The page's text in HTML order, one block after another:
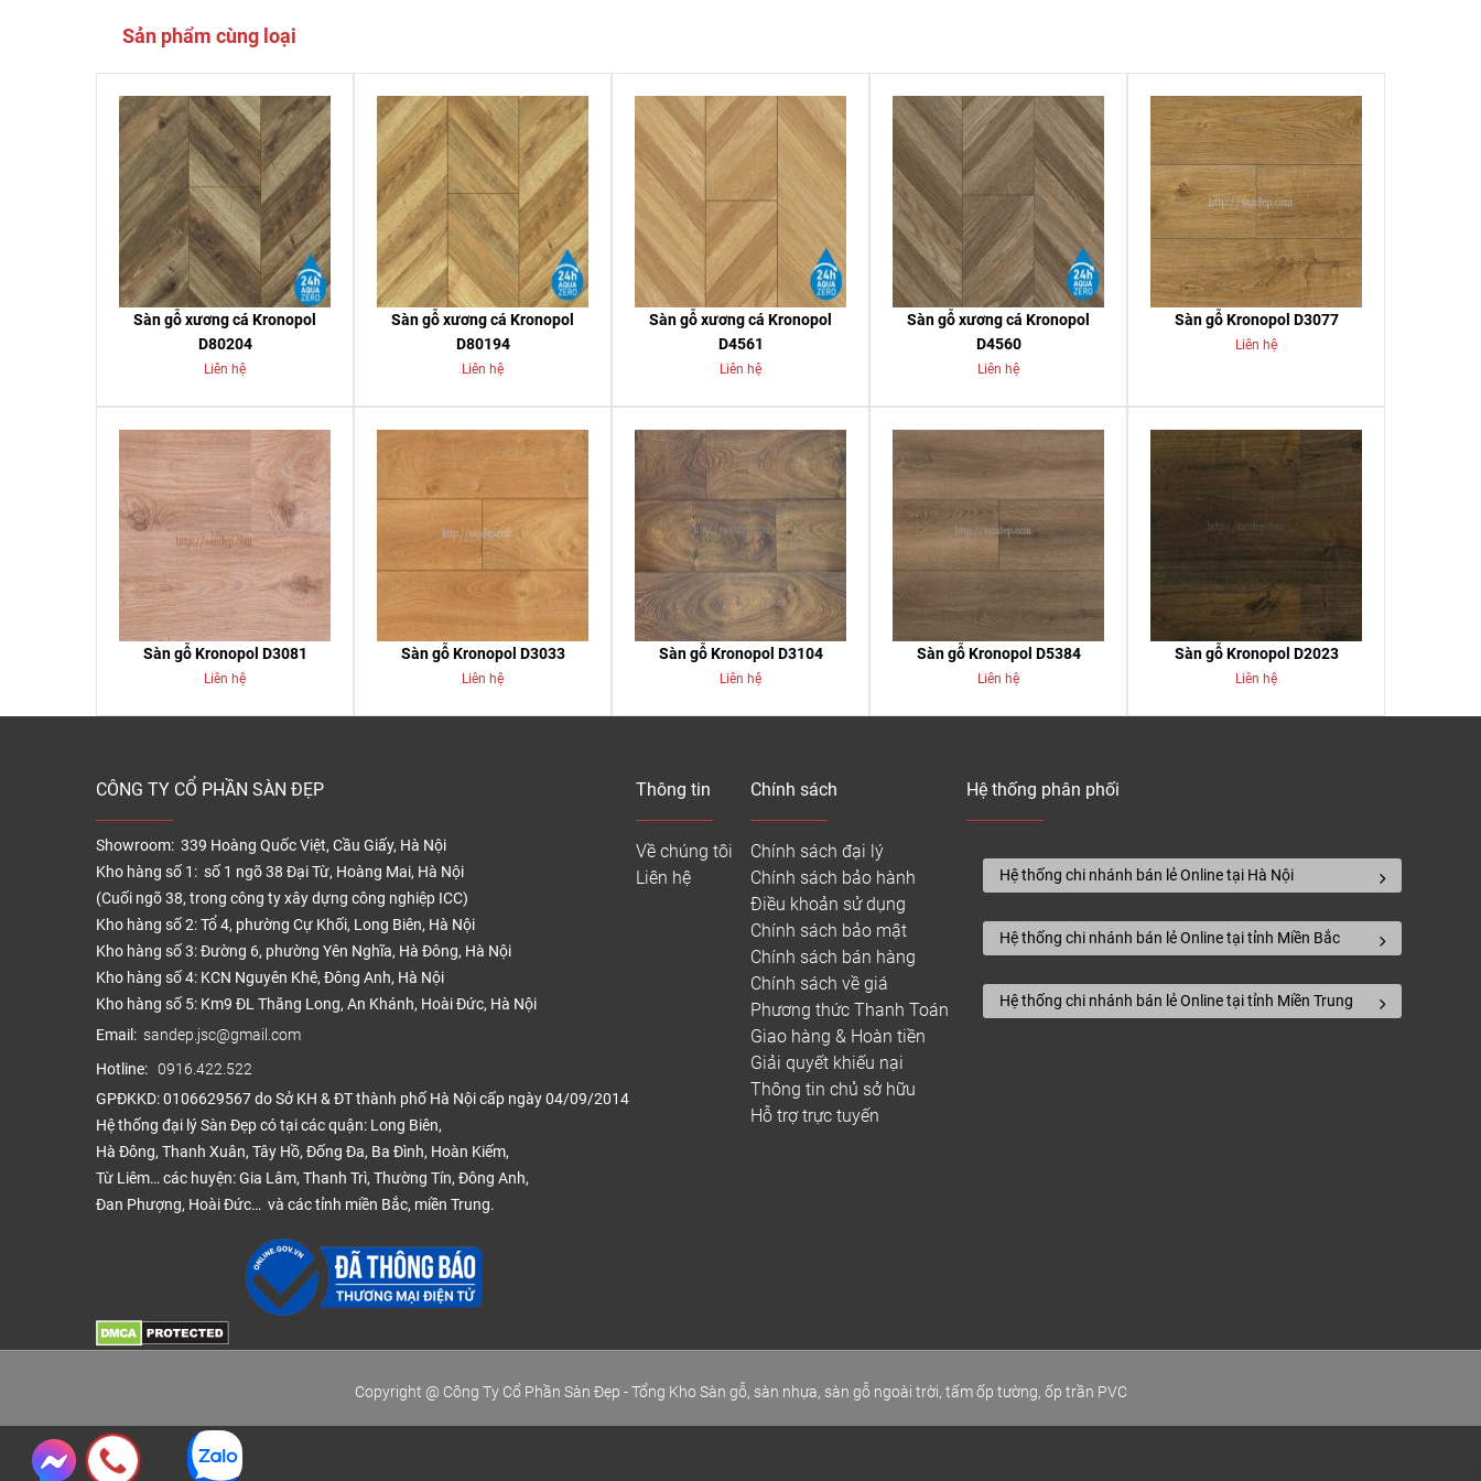
Sản phẩm cùng loại
Sàn gỗ xương cá Kronopol
D80204
Liên hệ
Sàn gỗ xương cá Kronopol
D80194
Liên hệ
Sàn gỗ xương cá Kronopol
D4561
Liên hệ
Sàn gỗ xương cá Kronopol
D4560
Liên hệ
Sàn gỗ Kronopol D3077
Liên hệ
Sàn gỗ Kronopol D3081
Liên hệ
Sàn gỗ Kronopol D3033
Liên hệ
Sàn gỗ Kronopol D3104
Liên hệ
Sàn gỗ Kronopol D5384
Liên hệ
Sàn gỗ Kronopol D2023
Liên hệ
CÔNG TY CỔ PHẦN SÀN ĐẸP
Showroom: 339 Hoàng Quốc Việt, Cầu Giấy, Hà Nội
Kho hàng số 1: số 1 ngõ 38 Đại Từ, Hoàng Mai, Hà Nội
(Cuối ngõ 38, trong công ty xây dựng công nghiệp ICC)
Kho hàng số 2: Tổ 4, phường Cự Khối, Long Biên, Hà Nội
Kho hàng số 3: Đường 6, phường Yên Nghĩa, Hà Đông, Hà Nội
Kho hàng số 4: KCN Nguyên Khê, Đông Anh, Hà Nội
Kho hàng số 5: Km9 ĐL Thăng Long, An Khánh, Hoài Đức, Hà Nội
Email: sandep.jsc@gmail.com
Hotline: 0916.422.522
GPĐKKD: 0106629567 do Sở KH & ĐT thành phố Hà Nội cấp ngày 04/09/2014
Hệ thống đại lý Sàn Đẹp có tại các quận: Long Biên,
Hà Đông, Thanh Xuân, Tây Hồ, Đống Đa, Ba Đình, Hoàn Kiếm,
Từ Liêm… các huyện: Gia Lâm, Thanh Trì, Thường Tín, Đông Anh,
Đan Phượng, Hoài Đức… và các tỉnh miền Bắc, miền Trung.
Thông tin
Về chúng tôi
Liên hệ
Chính sách
Chính sách đại lý
Chính sách bảo hành
Điều khoản sử dụng
Chính sách bảo mật
Chính sách bán hàng
Chính sách về giá
Phương thức Thanh Toán
Giao hàng & Hoàn tiền
Giải quyết khiếu nại
Thông tin chủ sở hữu
Hỗ trợ trực tuyến
Hệ thống phân phối
Hệ thống chi nhánh bán lẻ Online tại Hà Nội
Hệ thống chi nhánh bán lẻ Online tại tỉnh Miền Bắc
Hệ thống chi nhánh bán lẻ Online tại tỉnh Miền Trung
Copyright @ Công Ty Cổ Phần Sàn Đẹp - Tổng Kho Sàn gỗ, sàn nhựa, sàn gỗ ngoài trời, tấm ốp tường, ốp trần PVC